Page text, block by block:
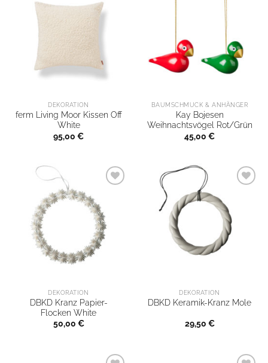
DEKORATION
ferm Living Moor Kissen Off
White
95,00 €
BAUMSCHMUCK & ANHÄNGER
Kay Bojesen
Weihnachtsvögel Rot/Grün
45,00 €
DEKORATION
DBKD Kranz Papier-
Flocken White
50,00 €
DEKORATION
DBKD Keramik-Kranz Mole
29,50 €